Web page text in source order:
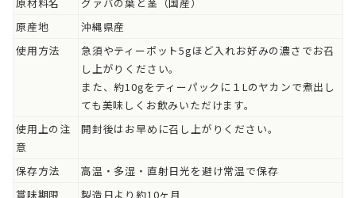
原産地
沖縄県産
使用方法
急須やティーポット5gほど入れお好みの濃さでお召
し上がりください。
また、約10gをティーパックに１Lのヤカンで煮出し
ても美味しくお飲みいただけます。
使用上の注
意
開封後はお早めに召し上がりください。
保存方法
高温・多湿・直射日光を避け常温で保存
賞味期限
製造日より約10ヶ月